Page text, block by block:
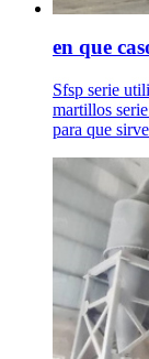
en que
Sfsp serie
martillos
para que